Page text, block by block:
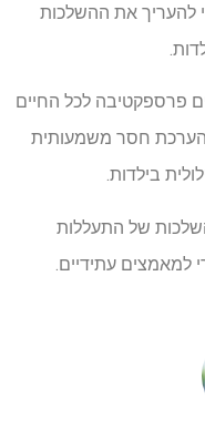
להעריך את ההשלכות
פרספקטיבה לכל החיים
להערכת חסר משמעותית
בילדות.
של התעללות
למאמצים עתידיים.